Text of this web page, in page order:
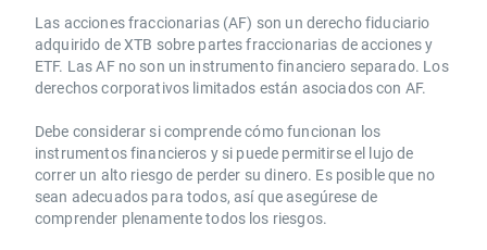
Las acciones fraccionarias (AF) son un derecho fiduciario
adquirido de XTB sobre partes fraccionarias de acciones y
ETF. Las AF no son un instrumento financiero separado. Los
derechos corporativos limitados están asociados con AF.
Debe considerar si comprende cómo funcionan los
instrumentos financieros y si puede permitirse el lujo de
correr un alto riesgo de perder su dinero. Es posible que no
sean adecuados para todos, así que asegúrese de
comprender plenamente todos los riesgos.